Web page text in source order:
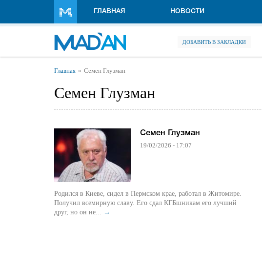
ГЛАВНАЯ НОВОСТИ
ДОБАВИТЬ В ЗАКЛАДКИ
Вы здесь
Главная Семен Глузман
Семен Глузман
Семен Глузман
19/02/2026 - 17:07
Родился в Киеве, сидел в Пермском крае, работал в Житомире.
Получил всемирную славу. Его сдал КГБшникам его лучший
друг, но он не... →